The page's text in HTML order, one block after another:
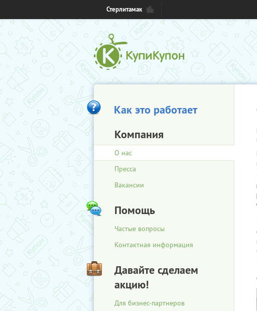
Стерлитамак
Как это работает
Компания
О нас
Пресса
Вакансии
Помощь
Частые вопросы
Контактная информация
Давайте сделаем
акцию!
Для бизнес-партнеров